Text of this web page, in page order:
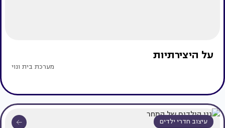
על היצירתיות
מערכת בית ונוי
עיצוב חדרי ילדים